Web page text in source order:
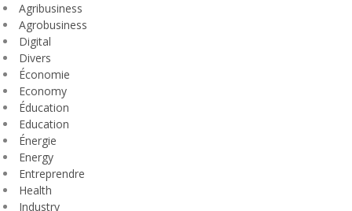
Agribusiness
Agrobusiness
Digital
Divers
Économie
Economy
Éducation
Education
Énergie
Energy
Entreprendre
Health
Industry